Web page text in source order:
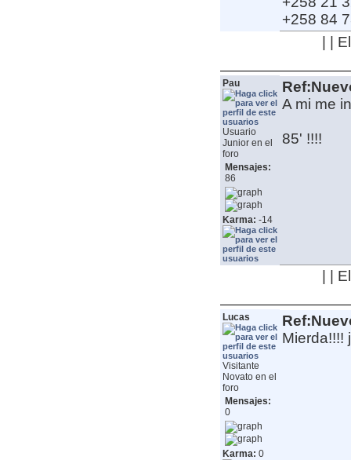
+258 84
| |
Pau
Usuario
Junior en el
foro
Mensajes:
86
Karma: -14
A mi me
85' !!!!
| |
Lucas
Visitante
Novato en el
foro
Mensajes:
0
Karma: 0
Mierda!!!!